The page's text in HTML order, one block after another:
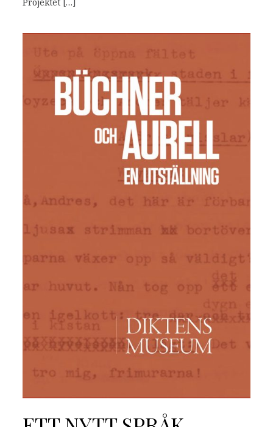
Projektet […]